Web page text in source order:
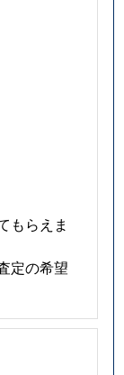
もらえま
定の希望